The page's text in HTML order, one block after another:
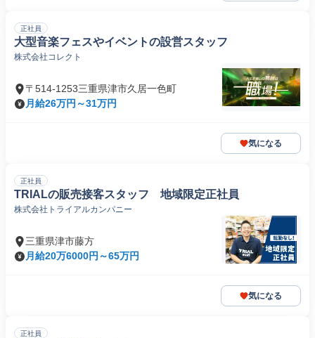
正社員
大型音楽フェスやイベントの設営スタッフ
株式会社コレクト
〒514-1253三重県津市久居一色町
月給26万円～31万円
気になる
正社員
TRIALの販売接客スタッフ 地域限定正社員
株式会社トライアルカンパニー
三重県津市藤方
月給20万6000円～65万円
気になる
正社員